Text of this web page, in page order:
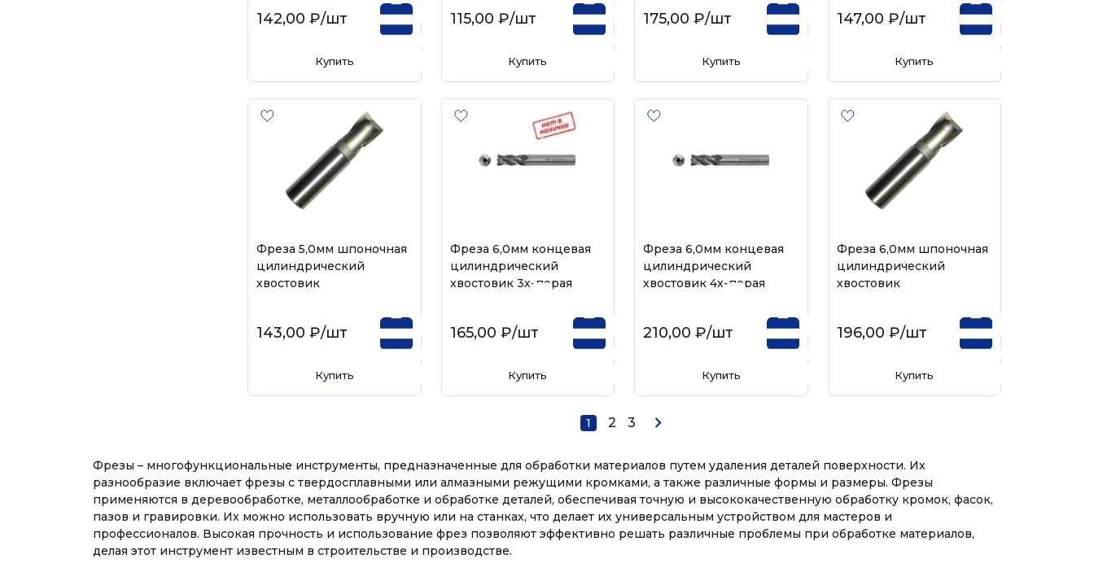
142,00 ₽/шт
Купить
115,00 ₽/шт
Купить
175,00 ₽/шт
Купить
147,00 ₽/шт
Купить
Фреза 5,0мм шпоночная
цилиндрический
хвостовик
143,00 ₽/шт
Купить
Фреза 6,0мм концевая
цилиндрический
хвостовик 3х-перая
165,00 ₽/шт
Купить
Фреза 6,0мм концевая
цилиндрический
хвостовик 4х-перая
210,00 ₽/шт
Купить
Фреза 6,0мм шпоночная
цилиндрический
хвостовик
196,00 ₽/шт
Купить
1 2 3
Фрезы – многофункциональные инструменты, предназначенные для обработки материалов путем удаления деталей поверхности. Их
разнообразие включает фрезы с твердосплавными или алмазными режущими кромками, а также различные формы и размеры. Фрезы
применяются в деревообработке, металлообработке и обработке деталей, обеспечивая точную и высококачественную обработку кромок, фасок,
пазов и гравировки. Их можно использовать вручную или на станках, что делает их универсальным устройством для мастеров и
профессионалов. Высокая прочность и использование фрез позволяют эффективно решать различные проблемы при обработке материалов,
делая этот инструмент известным в строительстве и производстве.